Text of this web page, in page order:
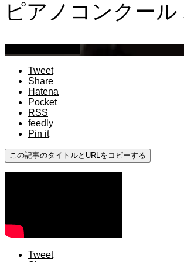
ピアノコンクー
Tweet
Share
Hatena
Pocket
RSS
feedly
Pin it
この記事のタイトルとURLをコピーする
Tweet